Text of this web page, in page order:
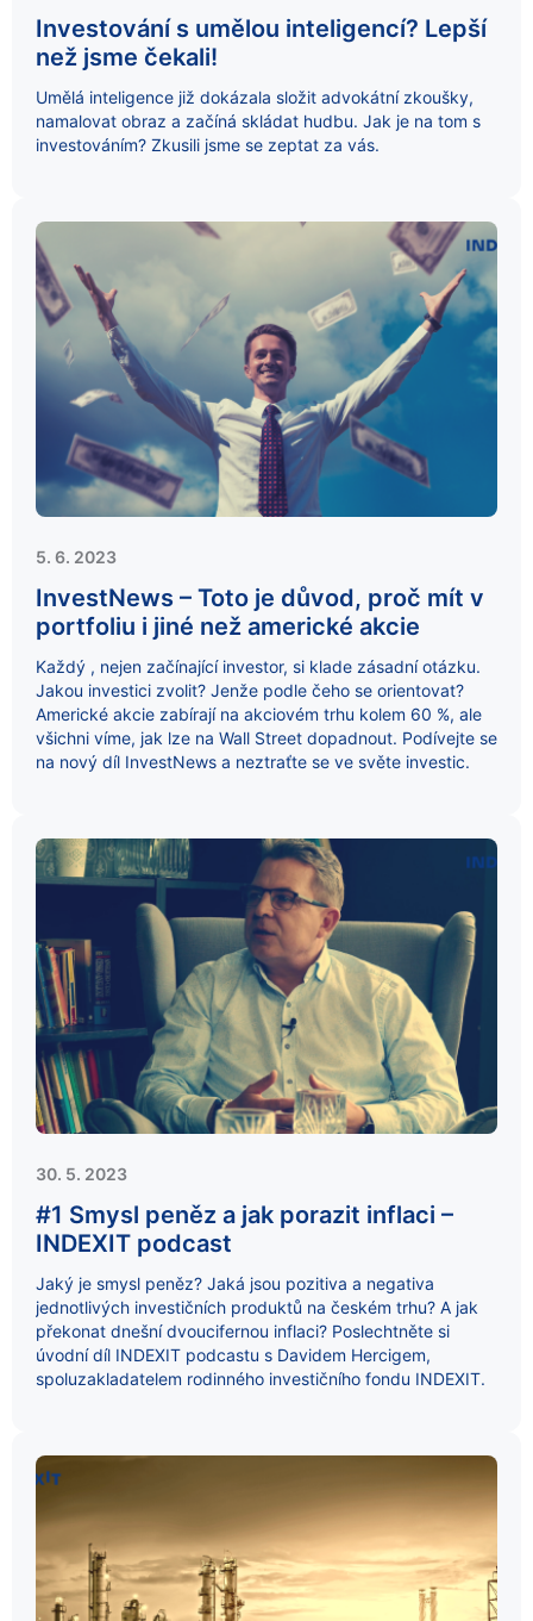
Investování s umělou inteligencí? Lepší
než jsme čekali!
Umělá inteligence již dokázala složit advokátní zkoušky,
namalovat obraz a začíná skládat hudbu. Jak je na tom s
investováním? Zkusili jsme se zeptat za vás.
5. 6. 2023
InvestNews – Toto je důvod, proč mít v
portfoliu i jiné než americké akcie
Každý , nejen začínající investor, si klade zásadní otázku.
Jakou investici zvolit? Jenže podle čeho se orientovat?
Americké akcie zabírají na akciovém trhu kolem 60 %, ale
všichni víme, jak lze na Wall Street dopadnout. Podívejte se
na nový díl InvestNews a neztraťte se ve světe investic.
30. 5. 2023
#1 Smysl peněz a jak porazit inflaci –
INDEXIT podcast
Jaký je smysl peněz? Jaká jsou pozitiva a negativa
jednotlivých investičních produktů na českém trhu? A jak
překonat dnešní dvoucifernou inflaci? Poslechtněte si
úvodní díl INDEXIT podcastu s Davidem Hercigem,
spoluzakladatelem rodinného investičního fondu INDEXIT.